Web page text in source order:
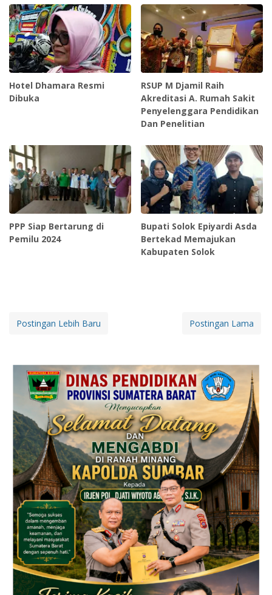
Hotel Dhamara Resmi
Dibuka
RSUP M Djamil Raih
Akreditasi A. Rumah Sakit
Penyelenggara Pendidikan
Dan Penelitian
PPP Siap Bertarung di
Pemilu 2024
Bupati Solok Epiyardi Asda
Bertekad Memajukan
Kabupaten Solok
Postingan Lebih Baru Postingan Lama